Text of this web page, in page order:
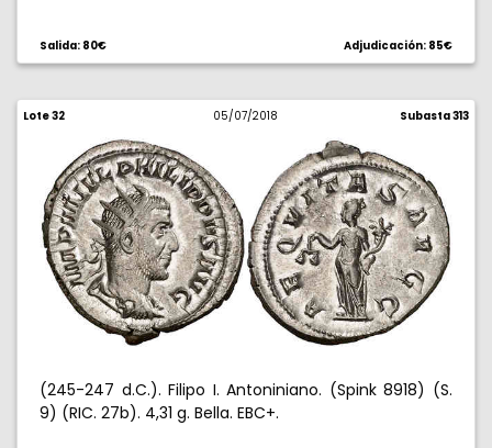
Salida: 80€ Adjudicación: 85€
Lote 32 05/07/2018 Subasta 313
(245-247 d.C.). Filipo I. Antoniniano. (Spink 8918) (S.
9) (RIC. 27b). 4,31 g. Bella. EBC+.